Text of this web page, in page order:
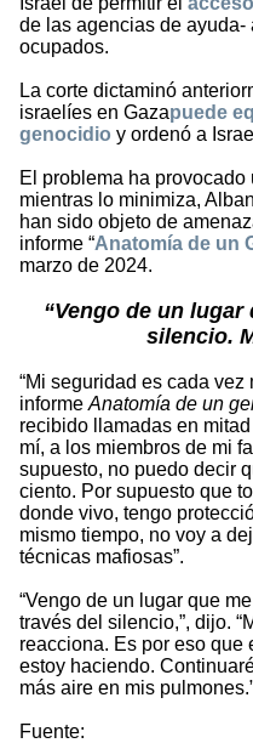
de las agencias de
ocupados.
La corte dictaminó
israelíes en Gazapuede
genocidio y ordenó a
El problema ha
mientras lo minimiza,
han sido objeto de
informe “Anatomía de un
marzo de 2024.
“Vengo de un
silencio.
“Mi seguridad es cada
informe Anatomía de un
recibido llamadas en
mí, a los miembros de mi
supuesto, no puedo decir
ciento. Por supuesto que
donde vivo, tengo
mismo tiempo, no voy a
técnicas mafiosas”.
“Vengo de un lugar que
través del silencio,”, dijo.
reacciona. Es por eso que
estoy haciendo.
más aire en mis
Fuente: